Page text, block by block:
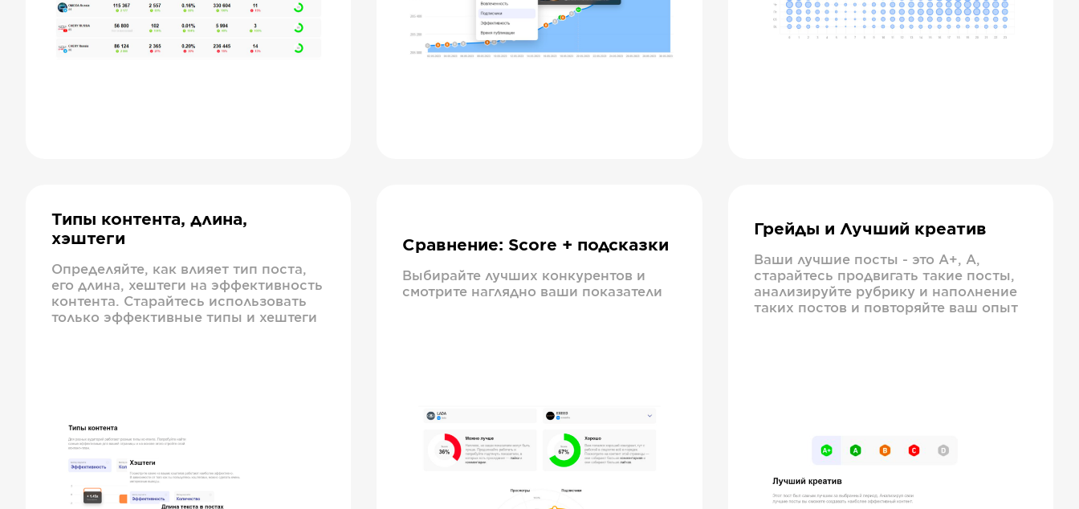
Типы контента, длина,
хэштеги
Определяйте, как влияет тип поста,
его длина, хештеги на эффективность
контента. Старайтесь использовать
только эффективные типы и хештеги
Сравнение: Score + подсказки
Выбирайте лучших конкурентов и
смотрите наглядно ваши показатели
Грейды и Лучший креатив
Ваши лучшие посты - это А+, А,
старайтесь продвигать такие посты,
анализируйте рубрику и наполнение
таких постов и повторяйте ваш опыт